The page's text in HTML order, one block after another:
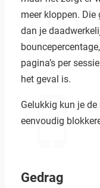
meer kloppen. Die
dan je
pagina’s per
het geval is.
Gelukkig kun je
eenvoudig
Gedrag